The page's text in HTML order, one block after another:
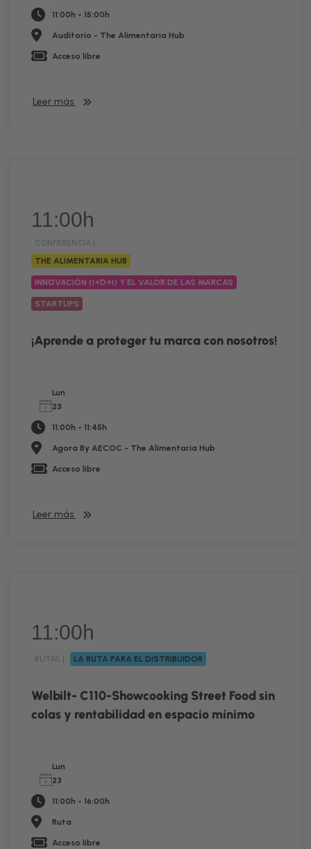
11:00h - 15:00h
Auditorio - The Alimentaria Hub
Acceso libre
Leer más
11:00h
CONFERENCIA |
THE ALIMENTARIA HUB
INNOVACIÓN (I+D+I) Y EL VALOR DE LAS MARCAS
STARTUPS
¡Aprende a proteger tu marca con nosotros!
Lun
23
11:00h - 11:45h
Agora By AECOC - The Alimentaria Hub
Acceso libre
Leer más
11:00h
RUTAS | LA RUTA PARA EL DISTRIBUIDOR
Welbilt- C110-Showcooking Street Food sin
colas y rentabilidad en espacio mínimo
Lun
23
11:00h - 16:00h
Ruta
Acceso libre